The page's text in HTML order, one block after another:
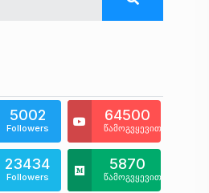
5002
Followers
64500
წამოგვყევით
23434
Followers
5870
წამოგვყევით